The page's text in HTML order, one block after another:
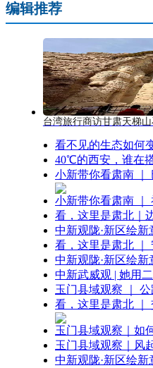
编辑推荐
台湾旅行商访甘肃天梯
看不见的生态如何
40℃的西安，谁在
小新带你看肃南 ｜
小新带你看肃南 ｜
看，这里是肃北｜
中新观陇·新区绘
看，这里是肃北 ｜
中新观陇·新区绘
中新武威观 | 她用
玉门县域观察 ｜
看，这里是肃北 ｜
玉门县域观察｜如
玉门县域观察｜风
中新观陇·新区绘